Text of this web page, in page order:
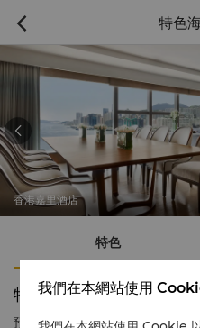
 特色
香港嘉里酒店

特色
特色海景套房
預訂電話號碼 1 866 565 5050
我們在本網站使用